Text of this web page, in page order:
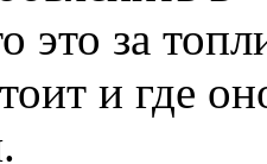
это за
и где